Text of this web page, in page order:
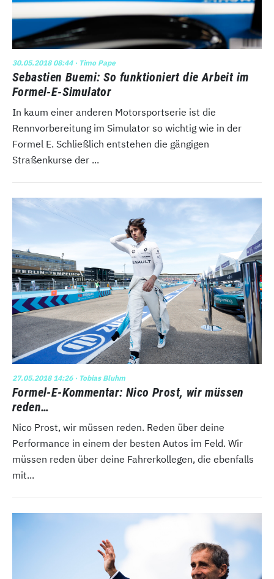
30.05.2018 08:44· Timo Pape
Sebastien Buemi: So funktioniert die Arbeit im
Formel-E-Simulator
In kaum einer anderen Motorsportserie ist die
Rennvorbereitung im Simulator so wichtig wie in der
Formel E. Schließlich entstehen die gängigen
Straßenkurse der ...
27.05.2018 14:26· Tobias Bluhm
Formel-E-Kommentar: Nico Prost, wir müssen
reden…
Nico Prost, wir müssen reden. Reden über deine
Performance in einem der besten Autos im Feld. Wir
müssen reden über deine Fahrerkollegen, die ebenfalls
mit...